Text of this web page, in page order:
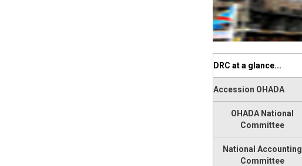
DRC at a glance...
Accession OHADA
OHADA National
Committee
National Accounting
Committee